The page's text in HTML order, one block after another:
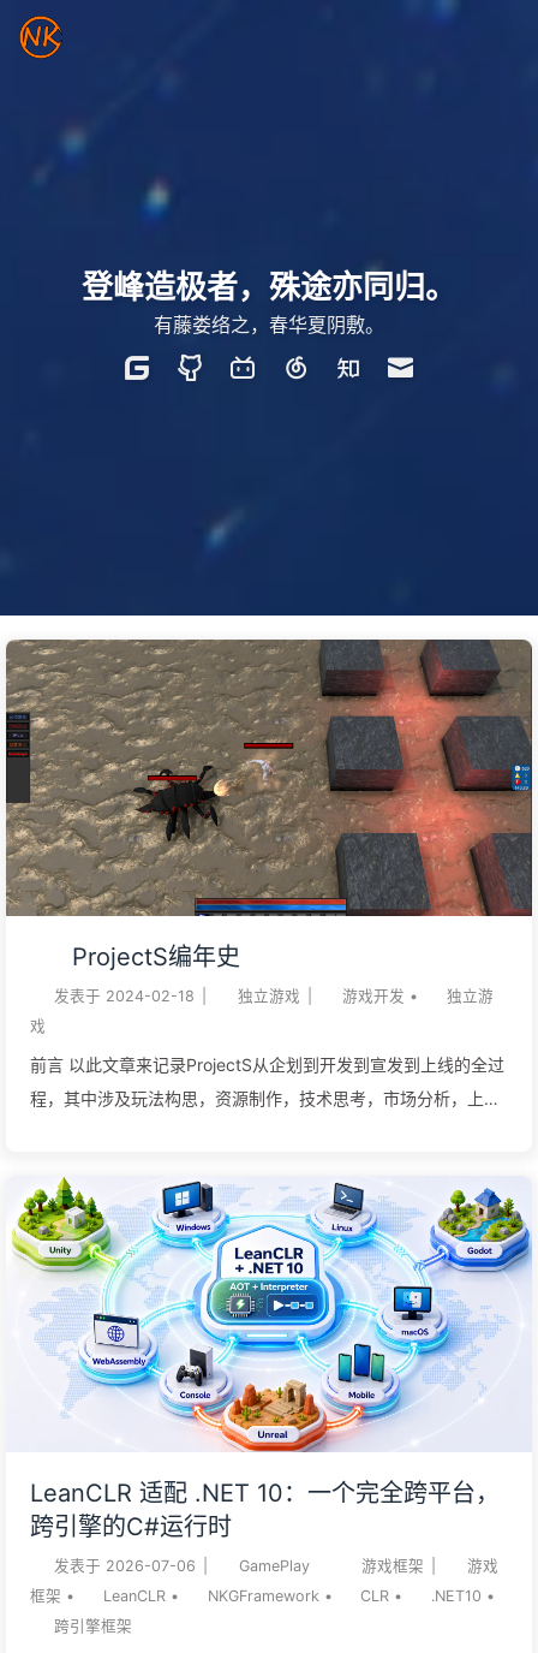
登峰造极者，殊途亦同归。
有藤娄络之，春华夏阴敷。
ProjectS编年史
发表于 2024-02-18 独立游戏 游戏开发 •
独立游
戏
前言 以此文章来记录ProjectS从企划到开发到宣发到上线的全过
程，其中涉及玩法构思，资源制作，技术思考，市场分析，上架
号ProjectS企划案 技术方案 GamePlay框架
ET7+FariyGUI+huatuo+luban+yooasset接入教程 基于行为树
的MOBA技能系统：总目录 ProjectS中的AI转向系统（Context
Steering） ProjectS中的体素碰撞和寻路 CI/DI方案 从零开始基
于TeamCity搭建项目的CI工作流 剧情架构 PCG框架 ProjectS中
的地形系统-Procedural Content Generation（PCG） 渲染框架
ProjectS中的纹素密度规划 ProjectS中的GPU Driven ProjectS
中的全局光照系统-Voxel-based Global Illumination（VXGI）
LeanCLR 适配 .NET 10：一个完全跨平台，
跨引擎的C#运行时
发表于 2026-07-06 GamePlay 游戏框架
游戏
框架 • LeanCLR • NKGFramework • CLR • .NET10 •
跨引擎框架